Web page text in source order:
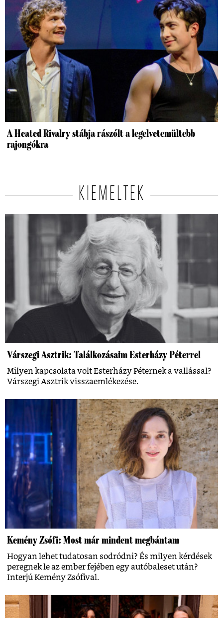
A Heated Rivalry stábja rászólt a legelvetemültebb
rajongókra
KIEMELTEK
Várszegi Asztrik: Találkozásaim Esterházy Péterrel
Milyen kapcsolata volt Esterházy Péternek a vallással?
Várszegi Asztrik visszaemlékezése.
Kemény Zsófi: Most már mindent megbántam
Hogyan lehet tudatosan sodródni? És milyen kérdések
peregnek le az ember fejében egy autóbaleset után?
Interjú Kemény Zsófival.